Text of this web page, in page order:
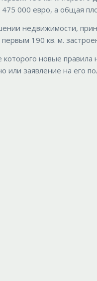
000 евро, а общая
недвижимости,
190 кв. м.
новые правила
заявление на его